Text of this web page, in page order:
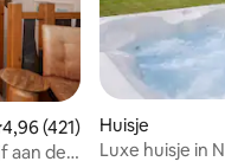
beoordeling
4,96 (421)
aan de
Huisje
Luxe huisje in